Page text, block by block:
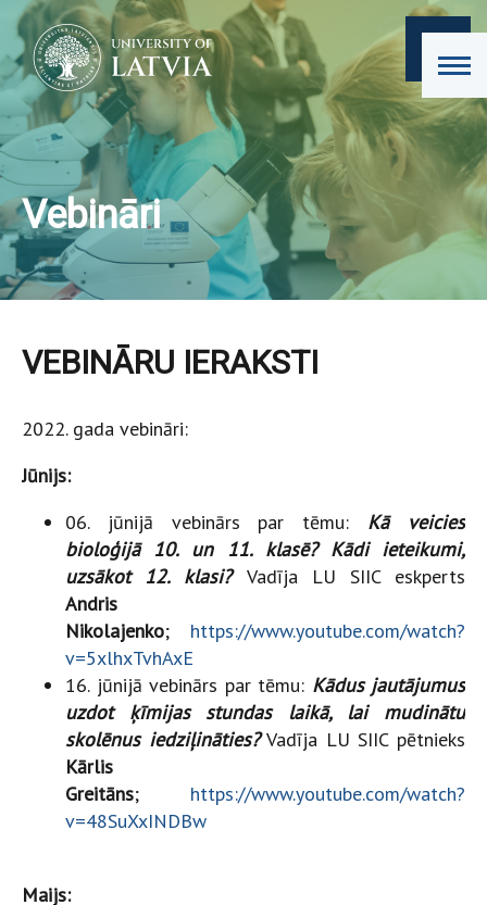
Vebināri
VEBINĀRU IERAKSTI
2022. gada vebināri:
Jūnijs:
06. jūnijā vebinārs par tēmu: Kā veicies
bioloģijā 10. un 11. klasē? Kādi ieteikumi,
uzsākot 12. klasi? Vadīja LU SIIC eskperts
Andris
Nikolajenko; https://www.youtube.com/watch?
v=5xlhxTvhAxE
16. jūnijā vebinārs par tēmu: Kādus jautājumus
uzdot ķīmijas stundas laikā, lai mudinātu
skolēnus iedziļināties?Vadīja LU SIIC pētnieks
Kārlis
Greitāns; https://www.youtube.com/watch?
v=48SuXxINDBw
Maijs: